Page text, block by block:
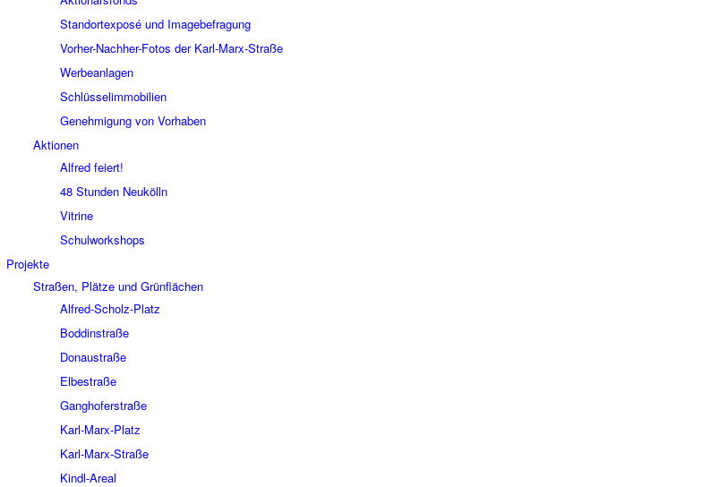
Standortexposé und Imagebefragung
Vorher-Nachher-Fotos der Karl-Marx-Straße
Werbeanlagen
Schlüsselimmobilien
Genehmigung von Vorhaben
Aktionen
Alfred feiert!
48 Stunden Neukölln
Vitrine
Schulworkshops
Projekte
Straßen, Plätze und Grünflächen
Alfred-Scholz-Platz
Boddinstraße
Donaustraße
Elbestraße
Ganghoferstraße
Karl-Marx-Platz
Karl-Marx-Straße
Kindl-Areal